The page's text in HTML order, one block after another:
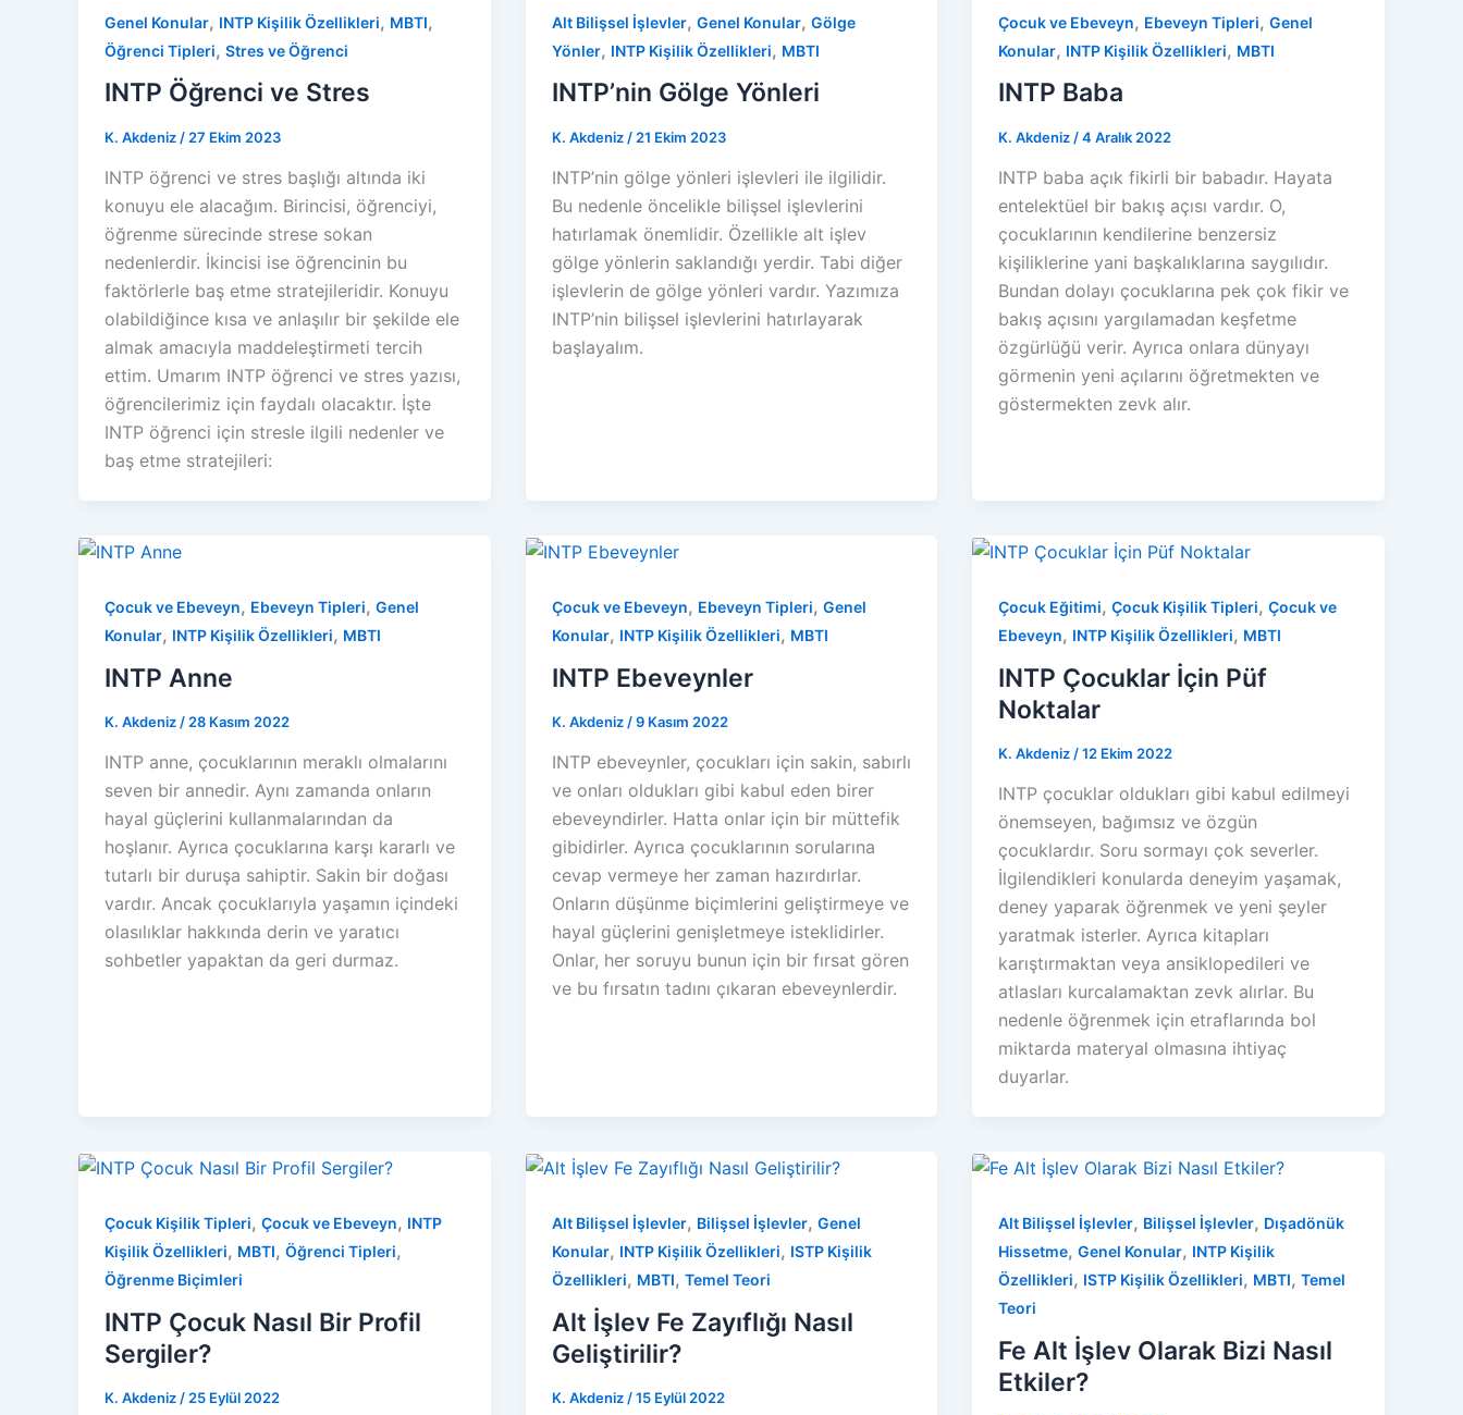
Genel Konular, INTP Kişilik Özellikleri, MBTI,
Öğrenci Tipleri, Stres ve Öğrenci
INTP Öğrenci ve Stres
K. Akdeniz / 27 Ekim 2023
INTP öğrenci ve stres başlığı altında iki
konuyu ele alacağım. Birincisi, öğrenciyi,
öğrenme sürecinde strese sokan
nedenlerdir. İkincisi ise öğrencinin bu
faktörlerle baş etme stratejileridir. Konuyu
olabildiğince kısa ve anlaşılır bir şekilde ele
almak amacıyla maddeleştirmeti tercih
ettim. Umarım INTP öğrenci ve stres yazısı,
öğrencilerimiz için faydalı olacaktır. İşte
INTP öğrenci için stresle ilgili nedenler ve
baş etme stratejileri:
Alt Bilişsel İşlevler, Genel Konular, Gölge
Yönler, INTP Kişilik Özellikleri, MBTI
INTP’nin Gölge Yönleri
K. Akdeniz / 21 Ekim 2023
INTP’nin gölge yönleri işlevleri ile ilgilidir.
Bu nedenle öncelikle bilişsel işlevlerini
hatırlamak önemlidir. Özellikle alt işlev
gölge yönlerin saklandığı yerdir. Tabi diğer
işlevlerin de gölge yönleri vardır. Yazımıza
INTP’nin bilişsel işlevlerini hatırlayarak
başlayalım.
Çocuk ve Ebeveyn, Ebeveyn Tipleri,Genel
Konular, INTP Kişilik Özellikleri, MBTI
INTP Baba
K. Akdeniz /4 Aralık 2022
INTP baba açık fikirli bir babadır. Hayata
entelektüel bir bakış açısı vardır. O,
çocuklarının kendilerine benzersiz
kişiliklerine yani başkalıklarına saygılıdır.
Bundan dolayı çocuklarına pek çok fikir ve
bakış açısını yargılamadan keşfetme
özgürlüğü verir. Ayrıca onlara dünyayı
görmenin yeni açılarını öğretmekten ve
göstermekten zevk alır.
Çocuk ve Ebeveyn, Ebeveyn Tipleri, Genel
Konular, INTP Kişilik Özellikleri, MBTI
INTP Anne
K. Akdeniz / 28 Kasım 2022
INTP anne, çocuklarının meraklı olmalarını
seven bir annedir. Aynı zamanda onların
hayal güçlerini kullanmalarından da
hoşlanır. Ayrıca çocuklarına karşı kararlı ve
tutarlı bir duruşa sahiptir. Sakin bir doğası
vardır. Ancak çocuklarıyla yaşamın içindeki
olasılıklar hakkında derin ve yaratıcı
sohbetler yapaktan da geri durmaz.
Çocuk ve Ebeveyn, Ebeveyn Tipleri, Genel
Konular, INTP Kişilik Özellikleri, MBTI
INTP Ebeveynler
K. Akdeniz /9 Kasım 2022
INTP ebeveynler, çocukları için sakin, sabırlı
ve onları oldukları gibi kabul eden birer
ebeveyndirler. Hatta onlar için bir müttefik
gibidirler. Ayrıca çocuklarının sorularına
cevap vermeye her zaman hazırdırlar.
Onların düşünme biçimlerini geliştirmeye ve
hayal güçlerini genişletmeye isteklidirler.
Onlar, her soruyu bunun için bir fırsat gören
ve bu fırsatın tadını çıkaran ebeveynlerdir.
Çocuk Eğitimi,Çocuk Kişilik Tipleri,Çocuk ve
Ebeveyn, INTP Kişilik Özellikleri, MBTI
INTP Çocuklar İçin Püf
Noktalar
K. Akdeniz /12 Ekim 2022
INTP çocuklar oldukları gibi kabul edilmeyi
önemseyen, bağımsız ve özgün
çocuklardır. Soru sormayı çok severler.
İlgilendikleri konularda deneyim yaşamak,
deney yaparak öğrenmek ve yeni şeyler
yaratmak isterler. Ayrıca kitapları
karıştırmaktan veya ansiklopedileri ve
atlasları kurcalamaktan zevk alırlar. Bu
nedenle öğrenmek için etraflarında bol
miktarda materyal olmasına ihtiyaç
duyarlar.
Çocuk Kişilik Tipleri, Çocuk ve Ebeveyn, INTP
Kişilik Özellikleri, MBTI, Öğrenci Tipleri,
Öğrenme Biçimleri
INTP Çocuk Nasıl Bir Profil
Sergiler?
K. Akdeniz / 25 Eylül 2022
Alt Bilişsel İşlevler, Bilişsel İşlevler, Genel
Konular, INTP Kişilik Özellikleri, ISTP Kişilik
Özellikleri, MBTI, Temel Teori
Alt İşlev Fe Zayıflığı Nasıl
Geliştirilir?
K. Akdeniz /15 Eylül 2022
Alt Bilişsel İşlevler, Bilişsel İşlevler, Dışadönük
Hissetme,Genel Konular, INTP Kişilik
Özellikleri, ISTP Kişilik Özellikleri, MBTI,Temel
Teori
Fe Alt İşlev Olarak Bizi Nasıl
Etkiler?